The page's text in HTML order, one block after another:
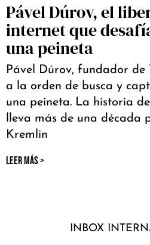
Pável Dúrov, el
internet que
una peineta
Pável Dúrov, fundador de
a la orden de busca y
una peineta. La historia
lleva más de una década
Kremlin
LEER MÁS >
INBOX